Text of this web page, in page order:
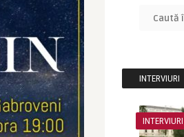
INTERVIURI
INTERVIURI